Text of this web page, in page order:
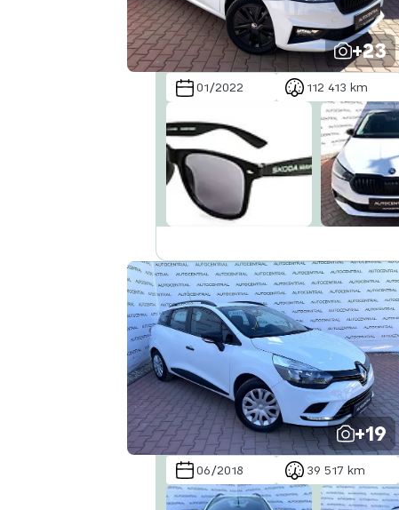
+23
01/2022 112 413 km
+19
06/2018 39 517 km